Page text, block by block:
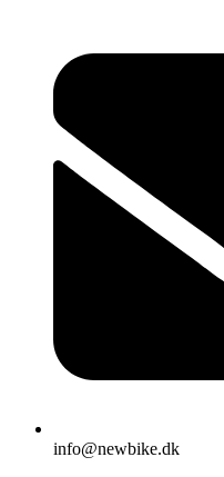
info@newbike.dk